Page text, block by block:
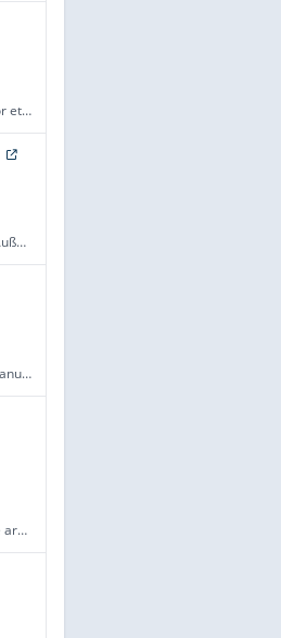
Die Firma Schuller Eh'klar hat sich als Qualitätslieferant im Bereich Malerwerkzeuge und Zubehör etabliert. Die langfristige Unternehmensstrategie zeichnet sich durch „Management by Family“ aus. Unser straffes Sortiment unter Berücksichtigung von Pre
Für unseren Standort in Bremen suchen wir Sie zum nächstmöglichen Zeitpunkt als Vertrieb im Außendienst (m/w/d) – Bremen und UmgebungAVTOSPED ist ein etabliertes Unternehmen mit 30 Jahren Erfahrung im internationalen Güterverkehr. Unser Fokus liegt a
Armbruster Engineering GmbH & Co. KG plant und entwickelt intelligente Arbeitsplätze für die manuelle Produktion in der industriellen Umgebung großer und mittlerer Unternehmen. Spezialisiert ist das Unternehmen auf die Entwicklung und Installation vo
Organisationstalent gesucht – werden Sie Teil eines traditionsreichen Familienunternehmens Sie arbeiten gerne strukturiert, behalten auch bei mehreren Aufgaben den Überblick und haben Freude am Kundenkontakt? Dann erwartet Sie bei uns eine abwechslun